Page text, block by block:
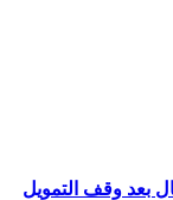
بعد وقف التمويل